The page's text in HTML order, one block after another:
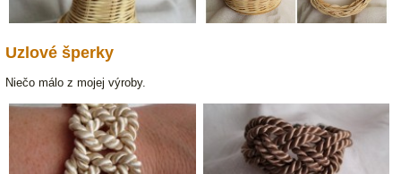
Uzlové šperky
Niečo málo z mojej výroby.